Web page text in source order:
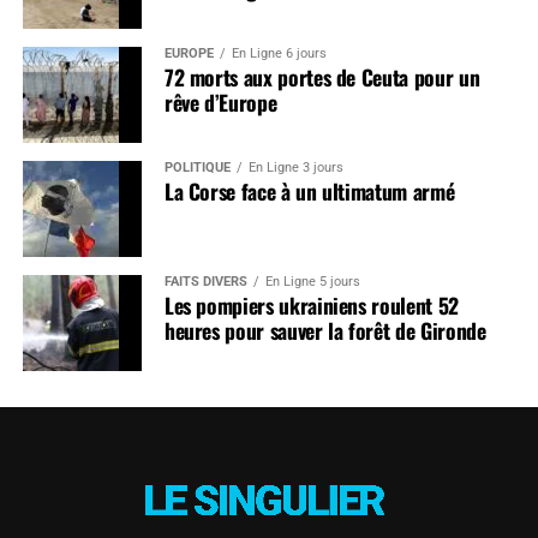
EUROPE En Ligne 6 jours
72 morts aux portes de Ceuta pour un
rêve d’Europe
POLITIQUE En Ligne 3 jours
La Corse face à un ultimatum armé
FAITS DIVERS En Ligne 5 jours
Les pompiers ukrainiens roulent 52
heures pour sauver la forêt de Gironde